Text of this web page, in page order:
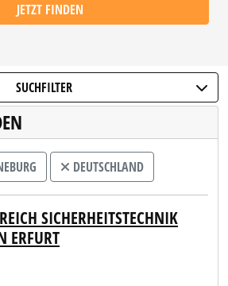
JETZT FINDEN
SUCHFILTER
DEUTSCHLAND
SICHERHEITSTECHNIK